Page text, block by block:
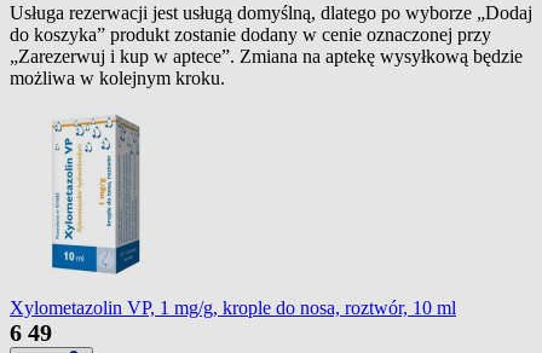
Usługa rezerwacji jest usługą domyślną, dlatego po wyborze „Dodaj
do koszyka” produkt zostanie dodany w cenie oznaczonej przy
„Zarezerwuj i kup w aptece”. Zmiana na aptekę wysyłkową będzie
możliwa w kolejnym kroku.
Xylometazolin VP, 1 mg/g, krople do nosa, roztwór, 10 ml
6 49